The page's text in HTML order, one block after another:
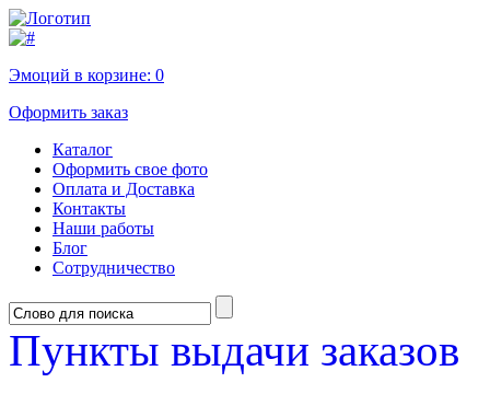
Эмоций в корзине: 0
Оформить заказ
Каталог
Оформить свое фото
Оплата и Доставка
Контакты
Наши работы
Блог
Сотрудничество
Пункты выдачи заказов